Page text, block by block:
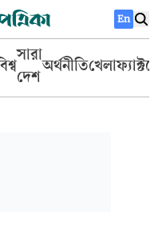
En
সারা
দেশ
অর্থনীতিখেলা